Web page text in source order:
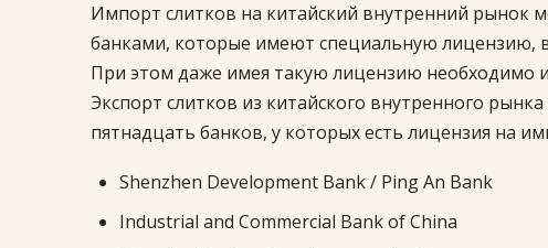
Импорт слитков на китайский внутренний рынок
банками, которые имеют специальную
При этом даже имея такую лицензию необходимо
Экспорт слитков из китайского внутренного
пятнадцать банков, у которых есть лицензия на
Shenzhen Development Bank / Ping An Bank
Industrial and Commercial Bank of China